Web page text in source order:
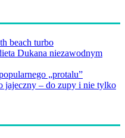
beach turbo
Dukana niezawodnym
„protalu”
jajeczny – do zupy i nie tylko